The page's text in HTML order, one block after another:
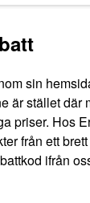
sin
är stället där
priser. Hos
från ett
ifrån